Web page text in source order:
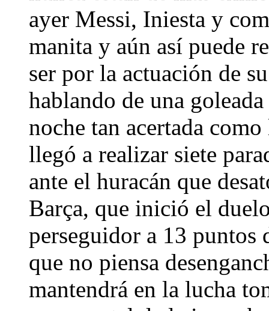
ayer Messi, Iniesta y
manita y aún así puede
ser por la actuación de
hablando de una
noche tan acertada
llegó a realizar siete
ante el huracán que
Barça, que inició el
perseguidor a 13
que no piensa
mantendrá en la lucha